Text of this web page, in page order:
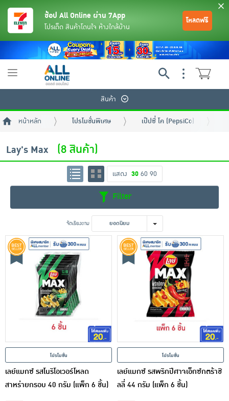
เครื่องปรุงรสและของแห้ง
ขนมขบเคี้ยว และช็อคโกแลต
อาหารสด ผัก ผลไม้และเบเกอรี่
ช้อป All Online ผ่าน 7App
โปรเด็ด สินค้าโดนใจ ห้างใกล้บ้าน
โหลดฟรี
Toggle
สินค้า
หน้าหลัก โปรโมชั่นพิเศษ เป๊ปซี่ โค (PepsiCo)
Lay's Max (8 สินค้า)
แสดง 30 60 90
Filter
จัดเรียงตาม ยอดนิยม
โปรโมชั่น
เลย์แมกซ์ รสโนริโอเวอร์โหลด
สาหร่ายกรอบ 40 กรัม (แพ็ก 6 ชิ้น)
โปรโมชั่น
เลย์แมกซ์ รสพริกปีศาจเอ็กซ์กตร้าชิ
ลลี่ 44 กรัม (แพ็ก 6 ชิ้น)